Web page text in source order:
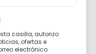
casilla, autorizo
ofertas e
electrónico